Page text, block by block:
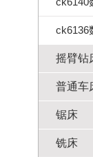
ck6136
摇臂钻
普通车
锯床
铣床